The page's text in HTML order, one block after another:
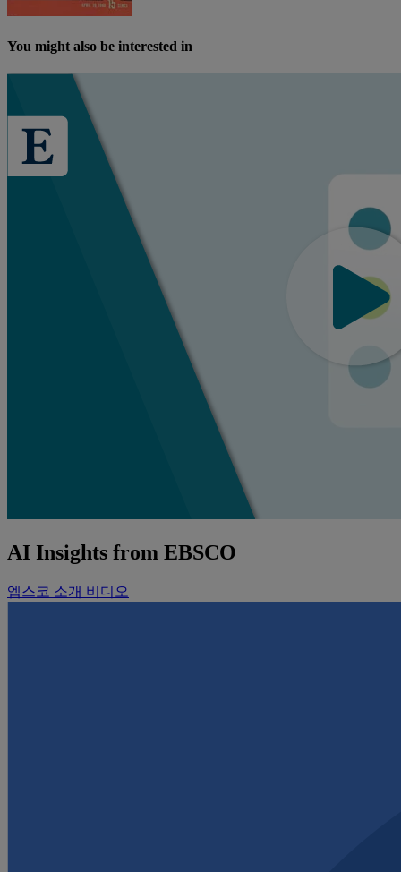
You might also be interested in
AI Insights from EBSCO
엡스코 소개 비디오